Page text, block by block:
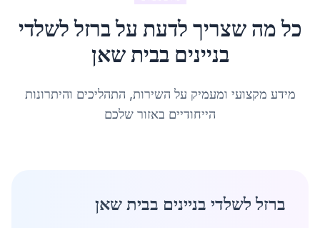
כל מה שצריך לדעת עלברזל לשלדי
בניינים בבית שאן
מידע מקצועי ומעמיק על השירות, התהליכים והיתרונות
הייחודיים באזור שלכם
ברזל לשלדי בניינים בבית שאן